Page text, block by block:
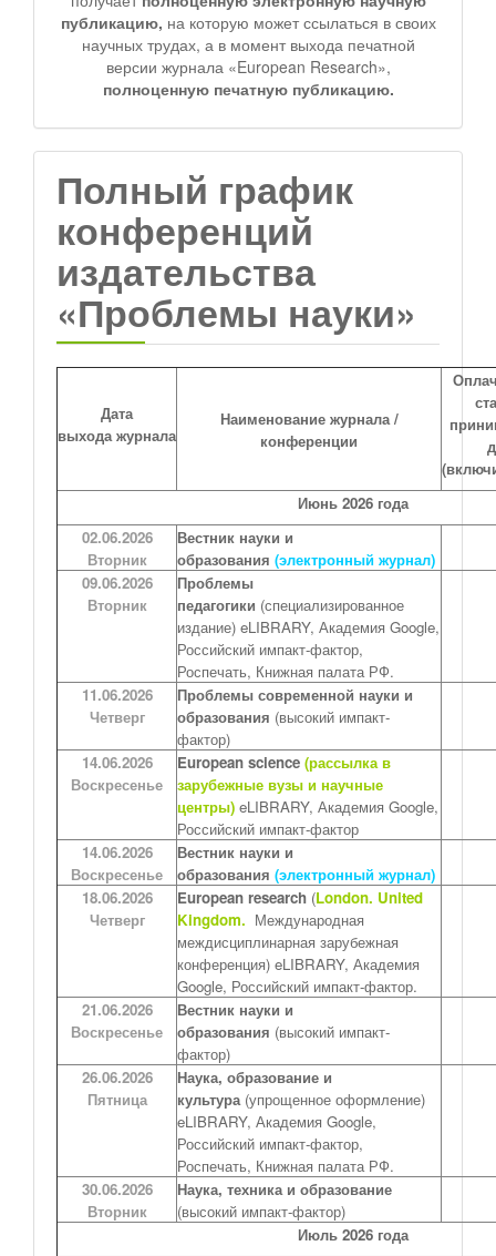
публикацию, на которую может ссылаться в своих
научных трудах, а в момент выхода печатной
версии журнала «European Research»,
полноценную печатную публикацию.
Полный график
конференций
издательства
«Проблемы науки»
Дата
выходажурнала
Наименование журнала /
конференции
Июнь 2026 года
02.06.2026
Вторник
Вестник науки и
образования (электронный журнал)
09.06.2026
Вторник
Проблемы
педагогики (специализированное
издание) eLIBRARY, Академия Google,
Российский импакт-фактор,
Роспечать, Книжная палата РФ.
11.06.2026
Четверг
Проблемы современной науки и
образования (высокий импакт-
фактор)
14.06.2026
Воскресенье
European science (рассылка в
зарубежные вузы и научные
центры) eLIBRARY, Академия Google,
Российский импакт-фактор
14.06.2026
Воскресенье
Вестник науки и
образования (электронный журнал)
18.06.2026
Четверг
European research (London. United
Kingdom. Международная
междисциплинарная зарубежная
конференция) eLIBRARY, Академия
Google, Российский импакт-фактор.
21.06.2026
Воскресенье
Вестник науки и
образования (высокий импакт-
фактор)
26.06.2026
Пятница
Наука, образование и
культура (упрощенное оформление)
eLIBRARY, Академия Google,
Российский импакт-фактор,
Роспечать, Книжная палата РФ.
30.06.2026
Вторник
Наука, техника и образование
(высокий импакт-фактор)
Июль 2026 года